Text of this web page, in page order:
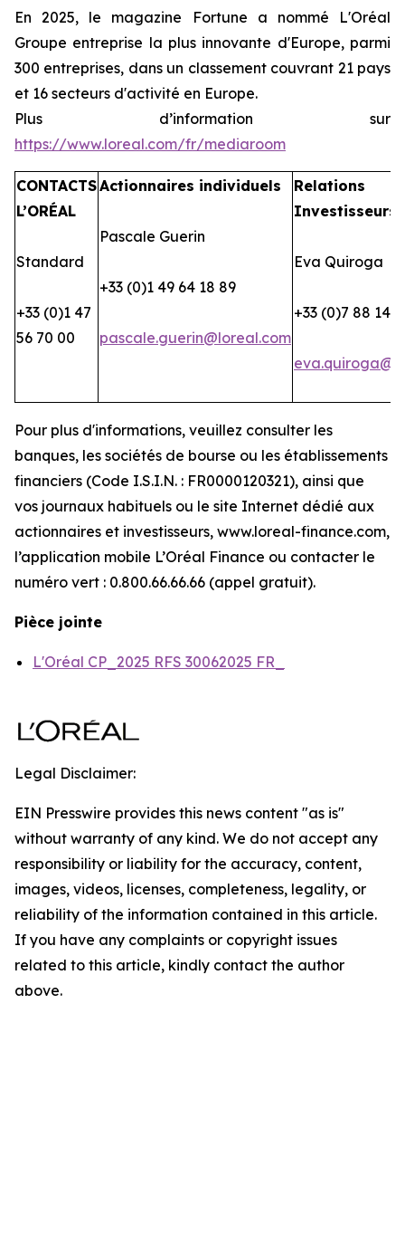
En 2025, le magazine Fortune a nommé L'Oréal
Groupe entreprise la plus innovante d'Europe, parmi
300 entreprises, dans un classement couvrant 21 pays
et 16 secteurs d'activité en Europe.
Plus d’information sur
https://www.loreal.com/fr/mediaroom
CONTACTS
L’ORÉAL
Standard
+33 (0)1 47
56 70 00
Actionnaires individuels
Pascale Guerin
+33 (0)1 49 64 18 89
pascale.guerin@loreal.com
Relations
Investisseurs
Eva Quiroga
+33 (0)7 88 14
Pour plus d'informations, veuillez consulter les
banques, les sociétés de bourse ou les établissements
financiers (Code I.S.I.N. : FR0000120321), ainsi que
vos journaux habituels ou le site Internet dédié aux
actionnaires et investisseurs, www.loreal-finance.com,
l’application mobile L’Oréal Finance ou contacter le
numéro vert : 0.800.66.66.66 (appel gratuit).
Pièce jointe
L'Oréal CP_2025 RFS 30062025 FR_
Legal Disclaimer:
EIN Presswire provides this news content "as is"
without warranty of any kind. We do not accept any
responsibility or liability for the accuracy, content,
images, videos, licenses, completeness, legality, or
reliability of the information contained in this article.
If you have any complaints or copyright issues
related to this article, kindly contact the author
above.